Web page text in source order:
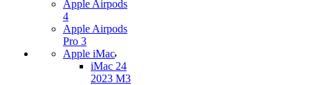
Apple Airpods
4
Apple Airpods
Pro 3
Apple iMac
iMac 24
2023 M3